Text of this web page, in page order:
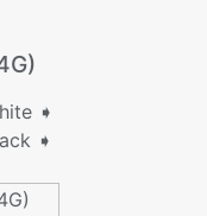
➧
➧